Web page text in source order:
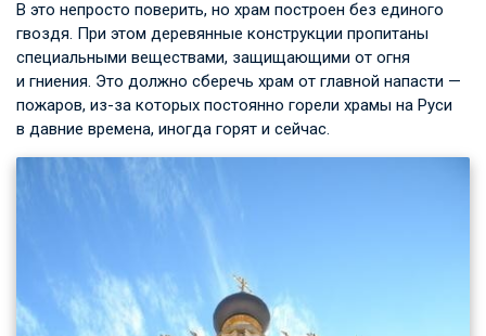
В это непросто поверить, но храм построен без единого
гвоздя. При этом деревянные конструкции пропитаны
специальными веществами, защищающими от огня
и гниения. Это должно сберечь храм от главной напасти —
пожаров, из-за которых постоянно горели храмы на Руси
в давние времена, иногда горят и сейчас.